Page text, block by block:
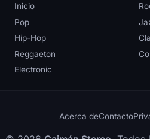
Inicio
Pop
Hip-Hop
Reggaeton
Electronic
Acerca deContacto